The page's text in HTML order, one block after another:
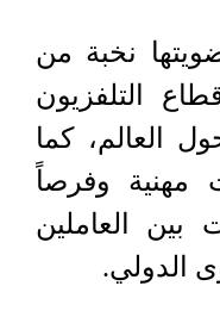
نخبة من
التلفزيون
دولة حول العالم، كما
مهنية وفرصاً
بين العاملين
الدولي.